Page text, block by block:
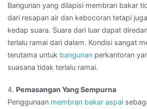
Bangunan yang dilapisi membran bakar
dari resapan air dan kebocoran tetapi
kedap suara. Suara dari luar dapat
terlalu ramai dari dalam. Kondisi sangat
terutama untuk bangunan perkantoran
suasana tidak terlalu ramai.
4. Pemasangan Yang Sempurna
Penggunaan membran bakar aspal